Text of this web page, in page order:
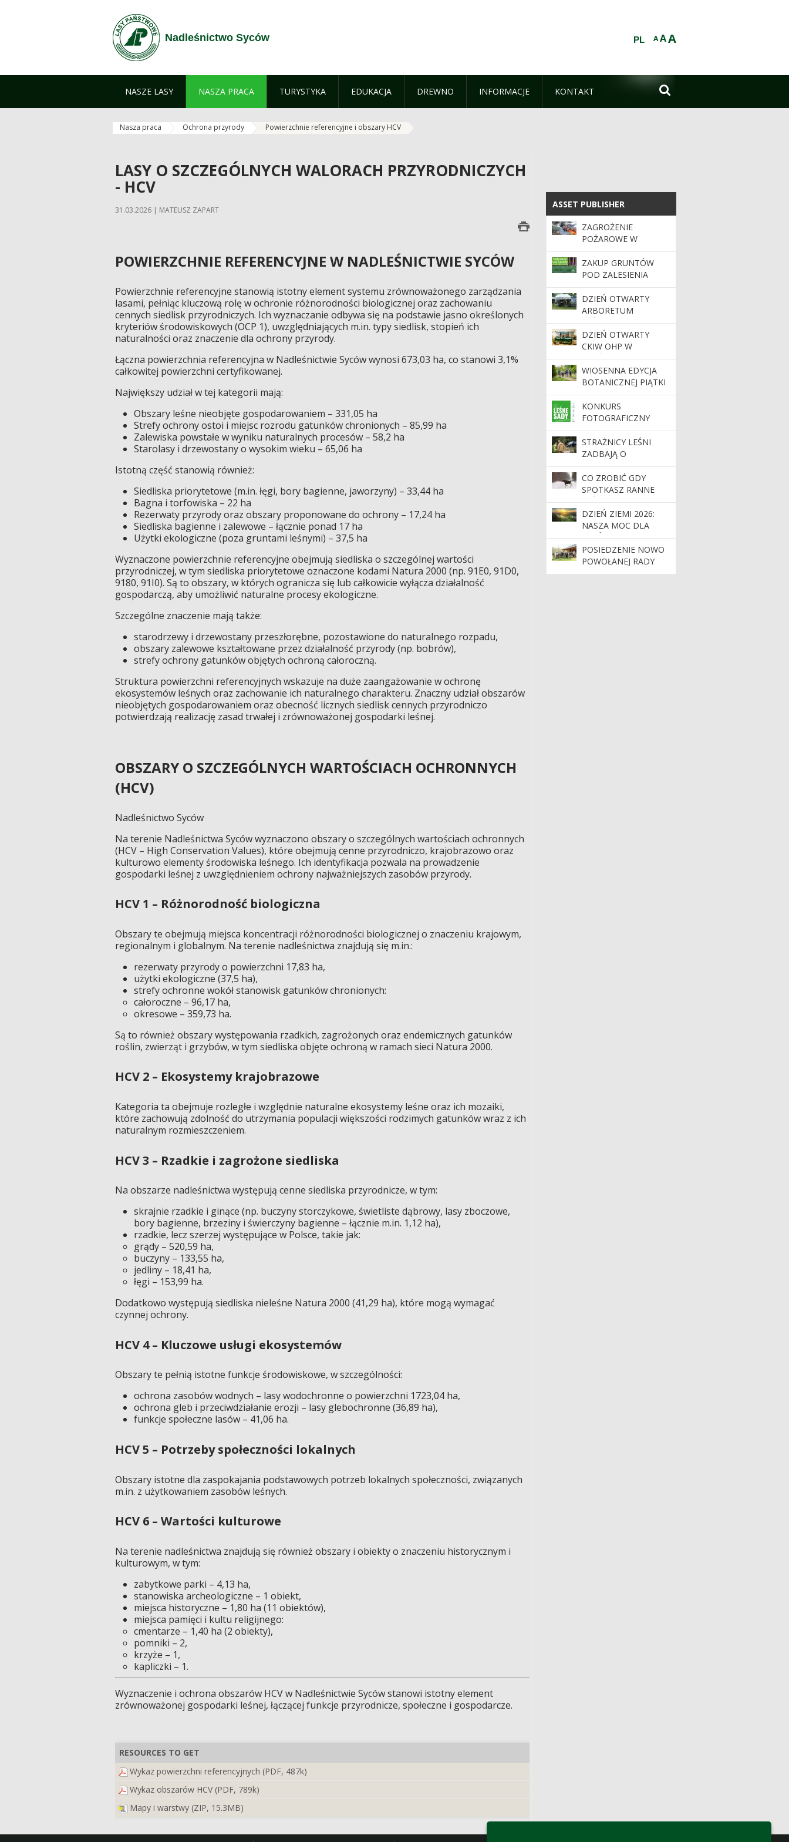
Nadleśnictwo Syców AAA
PL
NASZE LASY NASZA PRACA TURYSTYKA EDUKACJA DREWNO INFORMACJE KONTAKT 
Nasza praca Ochrona przyrody Powierzchnie referencyjne i obszary HCV
LASY O SZCZEGÓLNYCH WALORACH PRZYRODNICZYCH
- HCV
31.03.2026 | MATEUSZ ZAPART
POWIERZCHNIE REFERENCYJNE W NADLEŚNICTWIE SYCÓW
Powierzchnie referencyjne stanowią istotny element systemu zrównoważonego zarządzania
lasami, pełniąc kluczową rolę w ochronie różnorodności biologicznej oraz zachowaniu
cennych siedlisk przyrodniczych. Ich wyznaczanie odbywa się na podstawie jasno określonych
kryteriów środowiskowych (OCP 1), uwzględniających m.in. typy siedlisk, stopień ich
naturalności oraz znaczenie dla ochrony przyrody.
Łączna powierzchnia referencyjna w Nadleśnictwie Syców wynosi 673,03 ha, co stanowi 3,1%
całkowitej powierzchni certyfikowanej.
Największy udział w tej kategorii mają:
Obszary leśne nieobjęte gospodarowaniem – 331,05 ha
Strefy ochrony ostoi i miejsc rozrodu gatunków chronionych – 85,99 ha
Zalewiska powstałe w wyniku naturalnych procesów – 58,2 ha
Starolasy i drzewostany o wysokim wieku – 65,06 ha
Istotną część stanowią również:
Siedliska priorytetowe (m.in. łęgi, bory bagienne, jaworzyny) – 33,44 ha
Bagna i torfowiska – 22 ha
Rezerwaty przyrody oraz obszary proponowane do ochrony – 17,24 ha
Siedliska bagienne i zalewowe – łącznie ponad 17 ha
Użytki ekologiczne (poza gruntami leśnymi) – 37,5 ha
Wyznaczone powierzchnie referencyjne obejmują siedliska o szczególnej wartości
przyrodniczej, w tym siedliska priorytetowe oznaczone kodami Natura 2000 (np. 91E0, 91D0,
9180, 91I0). Są to obszary, w których ogranicza się lub całkowicie wyłącza działalność
gospodarczą, aby umożliwić naturalne procesy ekologiczne.
Szczególne znaczenie mają także:
starodrzewy i drzewostany przeszłorębne, pozostawione do naturalnego rozpadu,
obszary zalewowe kształtowane przez działalność przyrody (np. bobrów),
strefy ochrony gatunków objętych ochroną całoroczną.
Struktura powierzchni referencyjnych wskazuje na duże zaangażowanie w ochronę
ekosystemów leśnych oraz zachowanie ich naturalnego charakteru. Znaczny udział obszarów
nieobjętych gospodarowaniem oraz obecność licznych siedlisk cennych przyrodniczo
potwierdzają realizację zasad trwałej i zrównoważonej gospodarki leśnej.
OBSZARY O SZCZEGÓLNYCH WARTOŚCIACH OCHRONNYCH
(HCV)
Nadleśnictwo Syców
Na terenie Nadleśnictwa Syców wyznaczono obszary o szczególnych wartościach ochronnych
(HCV – High Conservation Values), które obejmują cenne przyrodniczo, krajobrazowo oraz
kulturowo elementy środowiska leśnego. Ich identyfikacja pozwala na prowadzenie
gospodarki leśnej z uwzględnieniem ochrony najważniejszych zasobów przyrody.
HCV 1 – Różnorodność biologiczna
Obszary te obejmują miejsca koncentracji różnorodności biologicznej o znaczeniu krajowym,
regionalnym i globalnym. Na terenie nadleśnictwa znajdują się m.in.:
rezerwaty przyrody o powierzchni 17,83 ha,
użytki ekologiczne (37,5 ha),
strefy ochronne wokół stanowisk gatunków chronionych:
całoroczne – 96,17 ha,
okresowe – 359,73 ha.
Są to również obszary występowania rzadkich, zagrożonych oraz endemicznych gatunków
roślin, zwierząt i grzybów, w tym siedliska objęte ochroną w ramach sieci Natura 2000.
HCV 2 – Ekosystemy krajobrazowe
Kategoria ta obejmuje rozległe i względnie naturalne ekosystemy leśne oraz ich mozaiki,
które zachowują zdolność do utrzymania populacji większości rodzimych gatunków wraz z ich
naturalnym rozmieszczeniem.
HCV 3 – Rzadkie i zagrożone siedliska
Na obszarze nadleśnictwa występują cenne siedliska przyrodnicze, w tym:
skrajnie rzadkie i ginące (np. buczyny storczykowe, świetliste dąbrowy, lasy zboczowe,
bory bagienne, brzeziny i świerczyny bagienne – łącznie m.in. 1,12 ha),
rzadkie, lecz szerzej występujące w Polsce, takie jak:
grądy – 520,59 ha,
buczyny – 133,55 ha,
jedliny – 18,41 ha,
łęgi – 153,99 ha.
Dodatkowo występują siedliska nieleśne Natura 2000 (41,29 ha), które mogą wymagać
czynnej ochrony.
HCV 4 – Kluczowe usługi ekosystemów
Obszary te pełnią istotne funkcje środowiskowe, w szczególności:
ochrona zasobów wodnych – lasy wodochronne o powierzchni 1723,04 ha,
ochrona gleb i przeciwdziałanie erozji – lasy glebochronne (36,89 ha),
funkcje społeczne lasów – 41,06 ha.
HCV 5 – Potrzeby społeczności lokalnych
Obszary istotne dla zaspokajania podstawowych potrzeb lokalnych społeczności, związanych
m.in. z użytkowaniem zasobów leśnych.
HCV 6 – Wartości kulturowe
Na terenie nadleśnictwa znajdują się również obszary i obiekty o znaczeniu historycznym i
kulturowym, w tym:
zabytkowe parki – 4,13 ha,
stanowiska archeologiczne – 1 obiekt,
miejsca historyczne – 1,80 ha (11 obiektów),
miejsca pamięci i kultu religijnego:
cmentarze – 1,40 ha (2 obiekty),
pomniki – 2,
krzyże – 1,
kapliczki – 1.
Wyznaczenie i ochrona obszarów HCV w Nadleśnictwie Syców stanowi istotny element
zrównoważonej gospodarki leśnej, łączącej funkcje przyrodnicze, społeczne i gospodarcze.
RESOURCES TO GET
Wykaz powierzchni referencyjnych (PDF, 487k)
Wykaz obszarów HCV (PDF, 789k)
Mapy i warstwy (ZIP, 15.3MB)
ASSET PUBLISHER
ASSET PUBLISHER
ZAGROŻENIE
POŻAROWE W
LASACH. APEL O
OSTROŻNOŚĆ
ZAKUP GRUNTÓW
POD ZALESIENIA
DZIEŃ OTWARTY
ARBORETUM
LEŚNEGO 2026
DZIEŃ OTWARTY
CKIW OHP W
OLEŚNICY.
WIOSENNA EDYCJA
BOTANICZNEJ PIĄTKI
ZA NAMI
KONKURS
FOTOGRAFICZNY
„LEŚNE SADY –
DZIEDZICTWO,
KTÓRE TRWA”
STRAŻNICY LEŚNI
ZADBAJĄ O
BEZPIECZEŃSTWO
PODCZAS MAJÓWKI
CO ZROBIĆ GDY
SPOTKASZ RANNE
LEŚNE ZWIERZĘ?
DZIEŃ ZIEMI 2026:
NASZA MOC DLA
LASÓW I PLANETY
POSIEDZENIE NOWO
POWOŁANEJ RADY
NAUKOWO-